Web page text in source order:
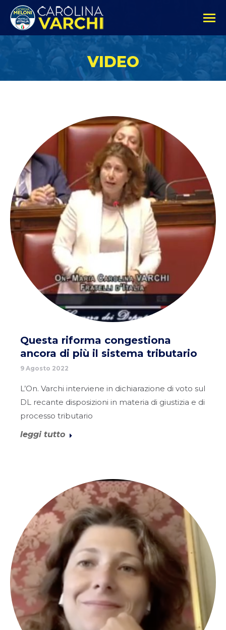
VIDEO
Questa riforma congestiona
ancora di più il sistema tributario
9 Agosto 2022
L’On. Varchi interviene in dichiarazione di voto sul
DL recante disposizioni in materia di giustizia e di
processo tributario
leggi tutto